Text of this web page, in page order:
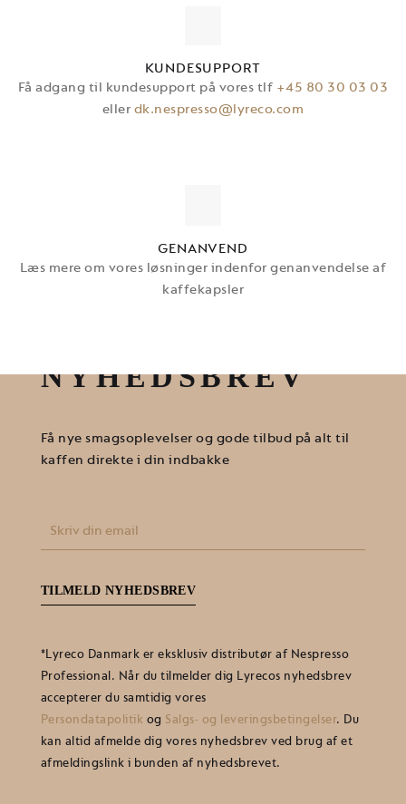
KUNDESUPPORT
Få adgang til kundesupport på vores tlf +45 80 30 03 03
eller dk.nespresso@lyreco.com
GENANVEND
Læs mere om vores løsninger indenfor genanvendelse af
kaffekapsler
TILMELD DIG
NYHEDSBREV
Få nye smagsoplevelser og gode tilbud på alt til
kaffen direkte i din indbakke
E-
*Lyreco Danmark er eksklusiv distributør af Nespresso
Professional. Når du tilmelder dig Lyrecos nyhedsbrev
accepterer du samtidig vores
Persondatapolitik og Salgs- og leveringsbetingelser. Du
kan altid afmelde dig vores nyhedsbrev ved brug af et
afmeldingslink i bunden af nyhedsbrevet.